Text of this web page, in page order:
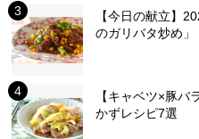
【今日の献立】
のガリバタ炒め」
【キャベツ×豚バ
かずレシピ7選